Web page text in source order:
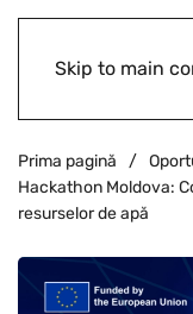
Skip to main
Prima pagină
Hackathon Moldova:
resurselor de apă